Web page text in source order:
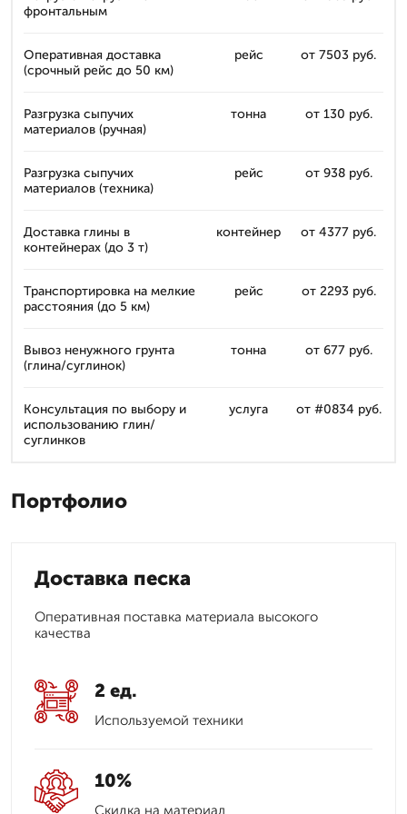
фронтальным
Оперативная доставка
(срочный рейс до 50 км)
рейс от 7503 руб.
Разгрузка сыпучих
материалов (ручная)
тонна от 130 руб.
Разгрузка сыпучих
материалов (техника)
рейс от 938 руб.
Доставка глины в
контейнерах (до 3 т)
контейнер от 4377 руб.
Транспортировка на мелкие
расстояния (до 5 км)
рейс от 2293 руб.
Вывоз ненужного грунта
(глина/суглинок)
тонна от 677 руб.
Консультация по выбору и
использованию глин/
суглинков
услуга от #0834 руб.
Портфолио
Доставка песка
Оперативная поставка материала высокого
качества
2 ед.
Используемой техники
10%
Скидка на материал